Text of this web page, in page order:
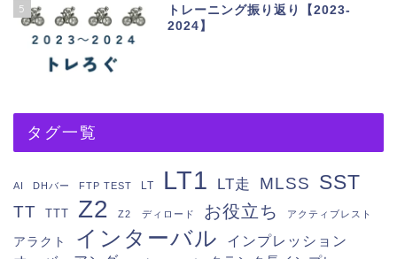
5
トレーニング振り返り【2023-
2024】
タグ一覧
AI DHバー FTP TEST LT LT1 LT走 MLSS SST
TT TTT Z2 Z2 ディロード お役立ち アクティブレスト
アラクト インターバル
インプレッション